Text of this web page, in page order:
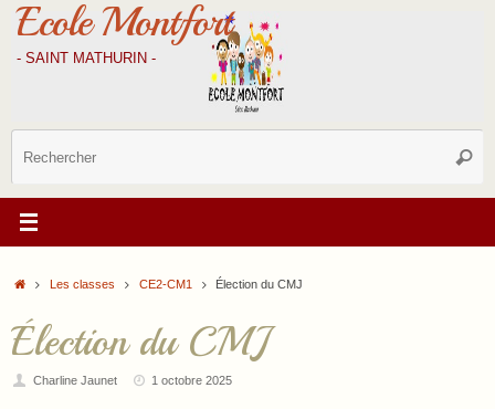
Passer
contenu
Ecole Montfort
- SAINT MATHURIN -
AccueilLes classes CE2-CM1 Élection du CMJ
Élection du CMJ
Charline Jaunet 1 octobre 2025